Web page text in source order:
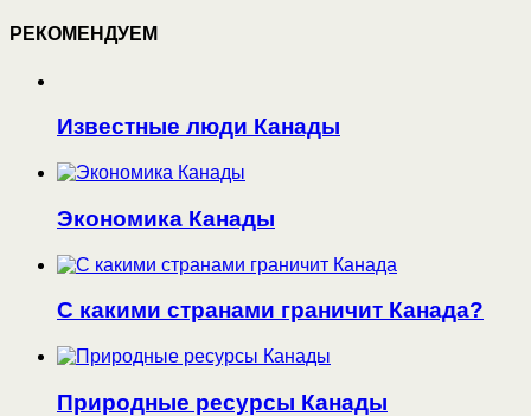
РЕКОМЕНДУЕМ
Известные люди Канады
Экономика Канады
С какими странами граничит Канада?
Природные ресурсы Канады